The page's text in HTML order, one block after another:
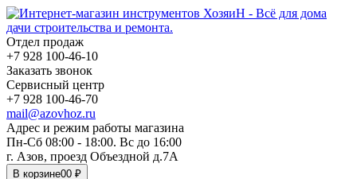
Отдел продаж
+7 928 100-46-10
Заказать звонок
Сервисный центр
+7 928 100-46-70
mail@azovhoz.ru
Адрес и режим работы магазина
Пн-Сб 08:00 - 18:00. Вс до 16:00
г. Азов, проезд Объездной д.7А
В корзине00 ₽